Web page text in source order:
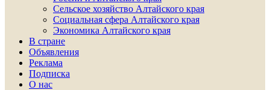
Сельское хозяйство Алтайского края
Социальная сфера Алтайского края
Экономика Алтайского края
В стране
Объявления
Реклама
Подписка
О нас